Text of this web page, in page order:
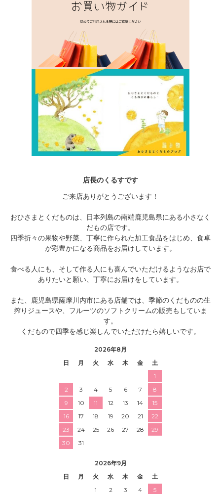
店長のくるすです
ご来店ありがとうございます！
おひさまとくだものは、日本列島の南端鹿児島県にある小さなく
だもの店です。
四季折々の果物や野菜、丁寧に作られた加工食品をはじめ、食卓
が彩豊かになる商品をお届けしています。
食べる人にも、そして作る人にも喜んでいただけるようなお店で
ありたいと願い、丁寧にお届けをしています。
また、鹿児島県薩摩川内市にある店舗では、季節のくだものの生
搾りジュースや、フルーツのソフトクリームの販売もしていま
す。
くだもので四季を感じ楽しんでいただけたら嬉しいです。
2026年8月
日
月 火 水 木 金
土
1
2
3 4 5 6 7
8
9
10 11 12 13 14
15
16
17 18 19 20 21
22
23
24 25 26 27 28
29
30
31
2026年9月
日
月 火 水 木 金
土
1
2 3 4
5